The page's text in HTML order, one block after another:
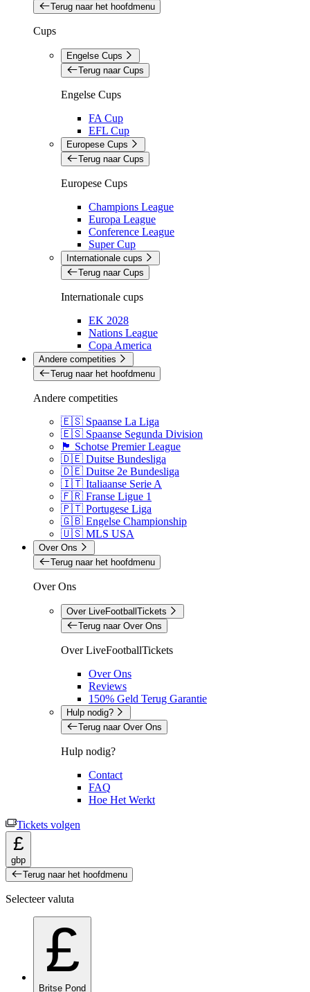
Terug naar het hoofdmenu
Cups
Engelse Cups
Terug naar Cups
Engelse Cups
FA Cup
EFL Cup
Europese Cups
Terug naar Cups
Europese Cups
Champions League
Europa League
Conference League
Super Cup
Internationale cups
Terug naar Cups
Internationale cups
EK 2028
Nations League
Copa America
Andere competities
Terug naar het hoofdmenu
Andere competities
🇪🇸 Spaanse La Liga
🇪🇸 Spaanse Segunda Division
🏴󠁧󠁢󠁳󠁣󠁴󠁿 Schotse Premier League
🇩🇪 Duitse Bundesliga
🇩🇪 Duitse 2e Bundesliga
🇮🇹 Italiaanse Serie A
🇫🇷 Franse Ligue 1
🇵🇹 Portugese Liga
🇬🇧 Engelse Championship
🇺🇸 MLS USA
Over Ons
Terug naar het hoofdmenu
Over Ons
Over LiveFootballTickets
Terug naar Over Ons
Over LiveFootballTickets
Over Ons
Reviews
150% Geld Terug Garantie
Hulp nodig?
Terug naar Over Ons
Hulp nodig?
Contact
FAQ
Hoe Het Werkt
Tickets volgen
£
gbp
Terug naar het hoofdmenu
Selecteer valuta
£
Britse Pond